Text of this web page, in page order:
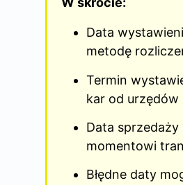
Data
metodę
Termin
kar od
Data
momentowi
Błędne daty